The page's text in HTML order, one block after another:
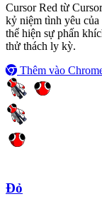
Cursor Red từ
kỷ niệm tình yêu
thể hiện sự phấn
thử thách ly kỳ.
Thêm vào
Đỏ